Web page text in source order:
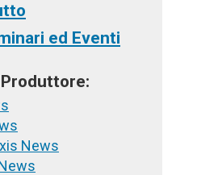
ed Eventi
News